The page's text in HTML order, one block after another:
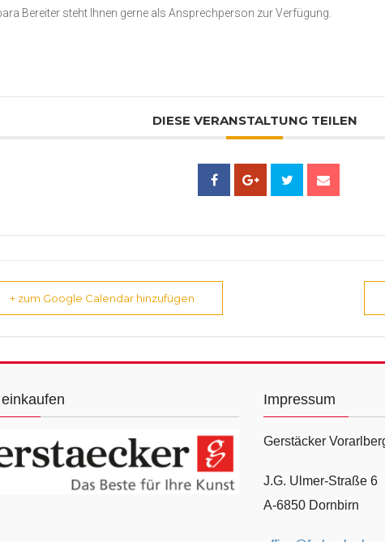
Bereiter steht Ihnen gerne als Ansprechperson zur Verfügung.
DIESE VERANSTALTUNG TEILEN
+ zum Google Calendar hinzufügen
Impressum
Gerstäcker
J.G. Ulmer-Straße 6
A-6850 Dornbirn